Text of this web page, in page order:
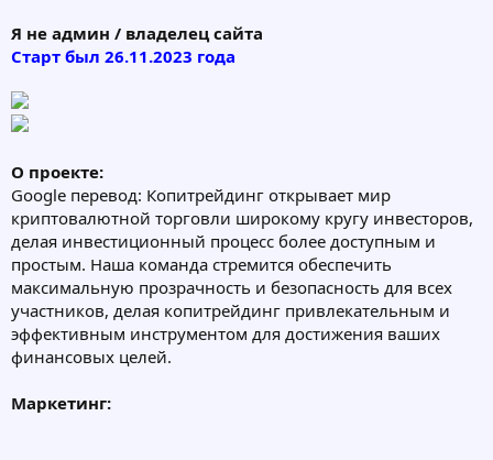
Я не админ / владелец сайта
Старт был 26.11.2023 года
О проекте:
Google перевод: Копитрейдинг открывает мир
криптовалютной торговли широкому кругу инвесторов,
делая инвестиционный процесс более доступным и
простым. Наша команда стремится обеспечить
максимальную прозрачность и безопасность для всех
участников, делая копитрейдинг привлекательным и
эффективным инструментом для достижения ваших
финансовых целей.
Маркетинг: